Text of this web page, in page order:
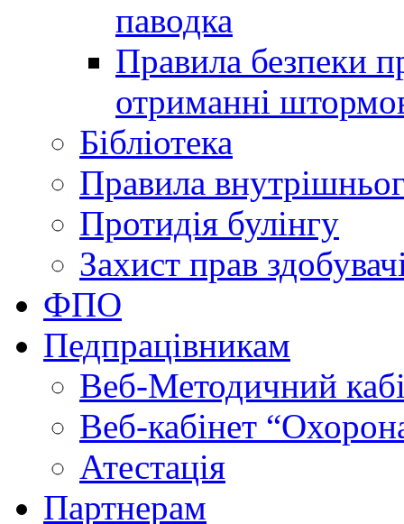
паводка
Правила безпеки
отриманні
Бібліотека
Правила
Протидія булінгу
Захист прав
ФПО
Педпрацівникам
Веб-Методичний
Веб-кабінет
Атестація
Партнерам